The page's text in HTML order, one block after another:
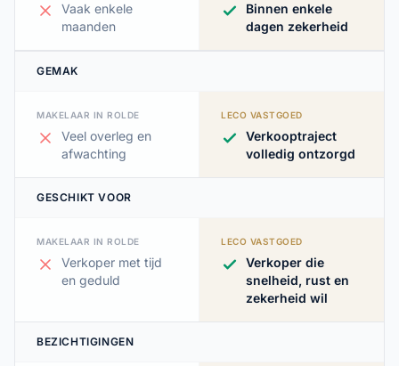
Vaak enkele
maanden
Binnen enkele
dagen zekerheid
GEMAK
MAKELAAR IN ROLDE
Veel overleg en
afwachting
LECO VASTGOED
Verkooptraject
volledig ontzorgd
GESCHIKT VOOR
MAKELAAR IN ROLDE
Verkoper met tijd
en geduld
LECO VASTGOED
Verkoper die
snelheid, rust en
zekerheid wil
BEZICHTIGINGEN